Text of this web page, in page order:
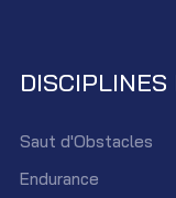
DISCIPLINES
Saut d'Obstacles
Endurance